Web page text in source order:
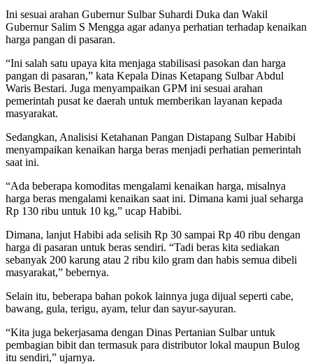
Ini sesuai arahan Gubernur Sulbar Suhardi Duka dan Wakil
Gubernur Salim S Mengga agar adanya perhatian terhadap kenaikan
harga pangan di pasaran.
“Ini salah satu upaya kita menjaga stabilisasi pasokan dan harga
pangan di pasaran,” kata Kepala Dinas Ketapang Sulbar Abdul
Waris Bestari. Juga menyampaikan GPM ini sesuai arahan
pemerintah pusat ke daerah untuk memberikan layanan kepada
masyarakat.
Sedangkan, Analisisi Ketahanan Pangan Distapang Sulbar Habibi
menyampaikan kenaikan harga beras menjadi perhatian pemerintah
saat ini.
“Ada beberapa komoditas mengalami kenaikan harga, misalnya
harga beras mengalami kenaikan saat ini. Dimana kami jual seharga
Rp 130 ribu untuk 10 kg,” ucap Habibi.
Dimana, lanjut Habibi ada selisih Rp 30 sampai Rp 40 ribu dengan
harga di pasaran untuk beras sendiri. “Tadi beras kita sediakan
sebanyak 200 karung atau 2 ribu kilo gram dan habis semua dibeli
masyarakat,” bebernya.
Selain itu, beberapa bahan pokok lainnya juga dijual seperti cabe,
bawang, gula, terigu, ayam, telur dan sayur-sayuran.
“Kita juga bekerjasama dengan Dinas Pertanian Sulbar untuk
pembagian bibit dan termasuk para distributor lokal maupun Bulog
itu sendiri,” ujarnya.